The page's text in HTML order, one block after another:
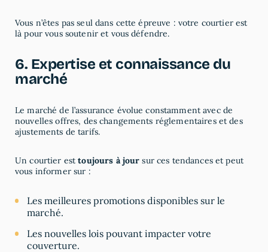
Vous n’êtes pas seul dans cette épreuve : votre courtier est
là pour vous soutenir et vous défendre.
6. Expertise et connaissance du
marché
Le marché de l’assurance évolue constamment avec de
nouvelles offres, des changements réglementaires et des
ajustements de tarifs.
Un courtier esttoujours à jour sur ces tendances et peut
vous informer sur :
Les meilleures promotions disponibles sur le
marché.
Les nouvelles lois pouvant impacter votre
couverture.